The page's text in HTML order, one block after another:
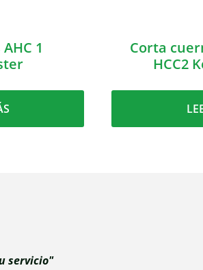
1
Corta
HCC2
servicio"